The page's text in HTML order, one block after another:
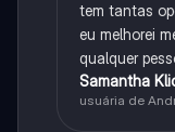
tem tantas
eu melhorei
qualquer
Samantha
usuária de